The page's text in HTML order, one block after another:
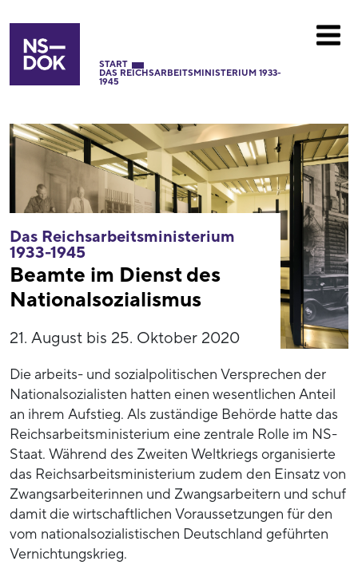
START
DAS REICHSARBEITSMINISTERIUM 1933-
1945
Das Reichsarbeitsministerium
1933-1945
Beamte im Dienst des
Nationalsozialismus
21. August bis 25. Oktober 2020
Die arbeits- und sozialpolitischen Versprechen der
Nationalsozialisten hatten einen wesentlichen Anteil
an ihrem Aufstieg. Als zuständige Behörde hatte das
Reichsarbeitsministerium eine zentrale Rolle im NS-
Staat. Während des Zweiten Weltkriegs organisierte
das Reichsarbeitsministerium zudem den Einsatz von
Zwangsarbeiterinnen und Zwangsarbeitern und schuf
damit die wirtschaftlichen Voraussetzungen für den
vom nationalsozialistischen Deutschland geführten
Vernichtungskrieg.